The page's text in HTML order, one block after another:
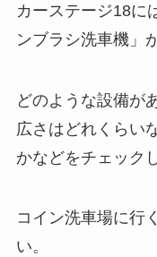
カーステージ18に
ンブラシ洗車機」
どのような設備が
広さはどれくらい
かなどをチェック
コイン洗車場に行
い。